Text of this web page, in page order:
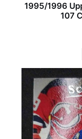
1995/1996
107